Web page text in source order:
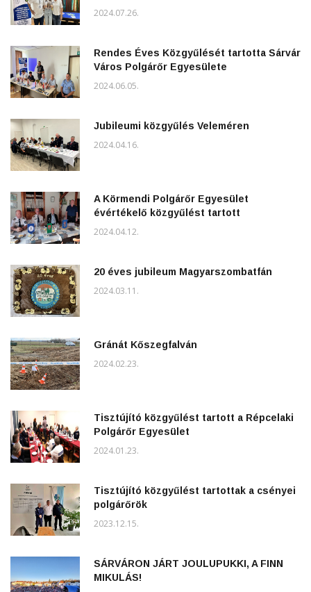
2024.07.26.
Rendes Éves Közgyűlését tartotta Sárvár
Város Polgárőr Egyesülete
2024.06.05.
Jubileumi közgyűlés Veleméren
2024.04.16.
A Körmendi Polgárőr Egyesület
évértékelő közgyűlést tartott
2024.04.12.
20 éves jubileum Magyarszombatfán
2024.03.11.
Gránát Kőszegfalván
2024.02.23.
Tisztújító közgyűlést tartott a Répcelaki
Polgárőr Egyesület
2024.01.23.
Tisztújító közgyűlést tartottak a csényei
polgárőrök
2023.12.15.
SÁRVÁRON JÁRT JOULUPUKKI, A FINN
MIKULÁS!